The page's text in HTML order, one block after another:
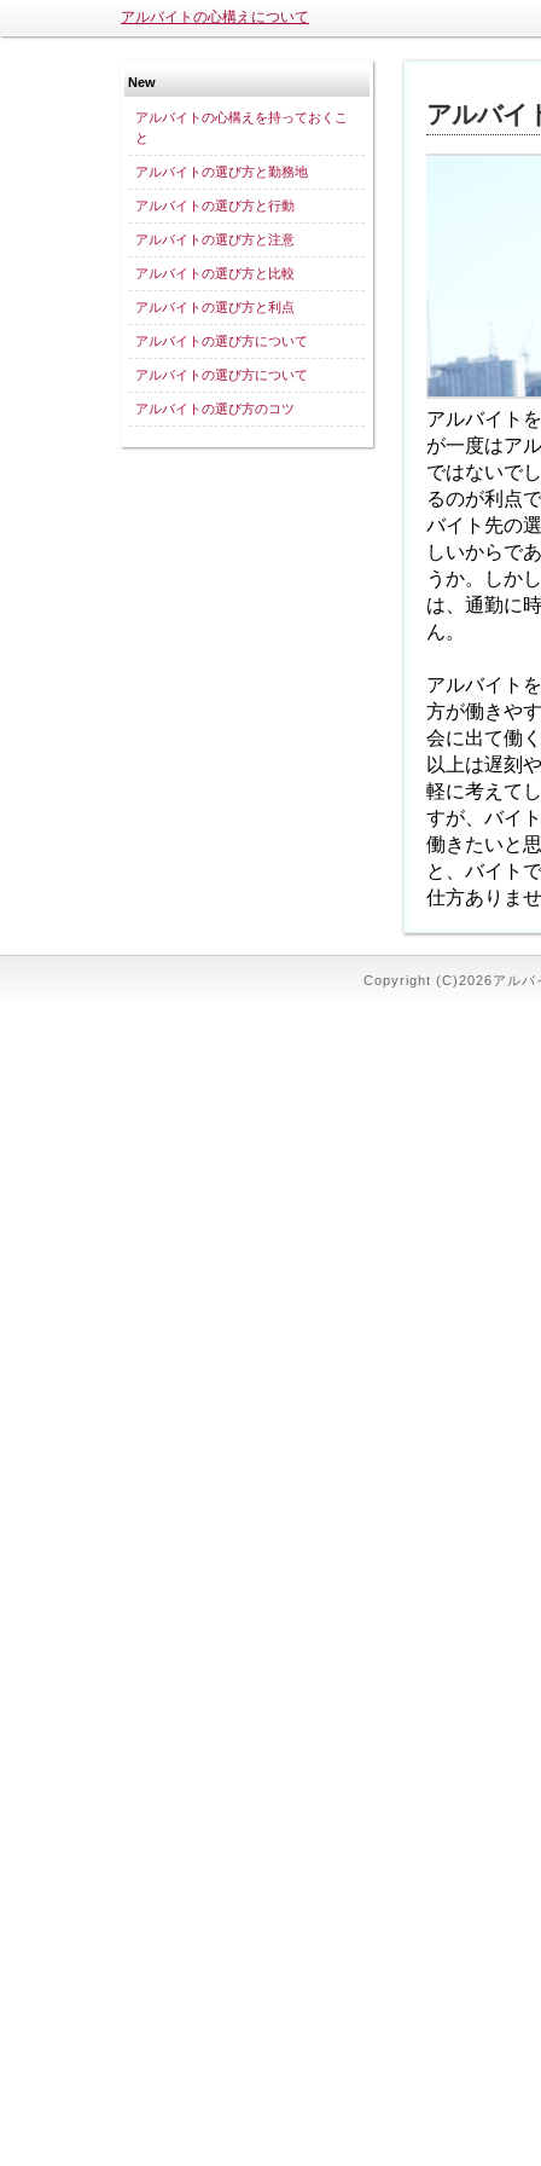
アルバイトの心構えについて
New
アルバイトの心構えを持っておくこ
と
アルバイトの選び方と勤務地
アルバイトの選び方と行動
アルバイトの選び方と注意
アルバイトの選び方と比較
アルバイトの選び方と利点
アルバイトの選び方について
アルバイトの選び方について
アルバイトの選び方のコツ
アルバイ
アルバイト
が一度はア
ではないで
るのが利点
バイト先の
しいからで
うか。しか
は、通勤に
ん。
アルバイト
方が働きや
会に出て働
以上は遅刻
軽に考えて
すが、バイ
働きたいと
と、バイト
仕方ありま
Copyright (C)2026アルバ